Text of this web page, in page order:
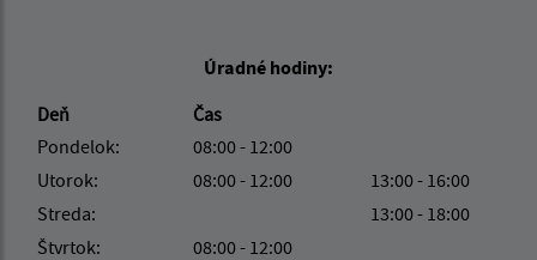
Úradné hodiny:
Deň
Čas
Pondelok:
08:00 - 12:00
Utorok:
08:00 - 12:00
13:00 - 16:00
Streda:
13:00 - 18:00
Štvrtok:
08:00 - 12:00